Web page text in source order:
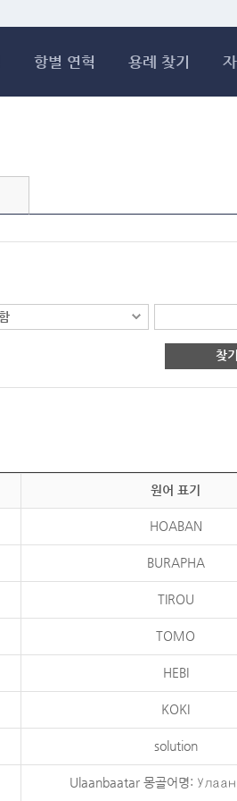
항별 연혁 용례 찾기
찾기
원어 표기
HOABAN
BURAPHA
TIROU
TOMO
HEBI
KOKI
solution
Ulaanbaatar 몽골어명: